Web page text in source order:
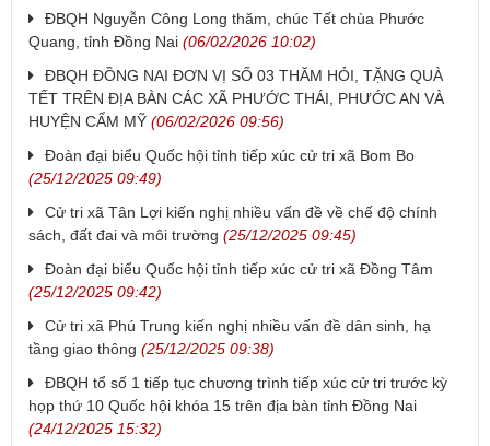
ĐBQH Nguyễn Công Long thăm, chúc Tết chùa Phước
Quang, tỉnh Đồng Nai (06/02/2026 10:02)
ĐBQH ĐỒNG NAI ĐƠN VỊ SỐ 03 THĂM HỎI, TẶNG QUÀ
TẾT TRÊN ĐỊA BÀN CÁC XÃ PHƯỚC THÁI, PHƯỚC AN VÀ
HUYỆN CẨM MỸ (06/02/2026 09:56)
Đoàn đại biểu Quốc hội tỉnh tiếp xúc cử tri xã Bom Bo
(25/12/2025 09:49)
Cử tri xã Tân Lợi kiến nghị nhiều vấn đề về chế độ chính
sách, đất đai và môi trường (25/12/2025 09:45)
Đoàn đại biểu Quốc hội tỉnh tiếp xúc cử tri xã Đồng Tâm
(25/12/2025 09:42)
Cử tri xã Phú Trung kiến nghị nhiều vấn đề dân sinh, hạ
tầng giao thông (25/12/2025 09:38)
ĐBQH tổ số 1 tiếp tục chương trình tiếp xúc cử tri trước kỳ
họp thứ 10 Quốc hội khóa 15 trên địa bàn tỉnh Đồng Nai
(24/12/2025 15:32)